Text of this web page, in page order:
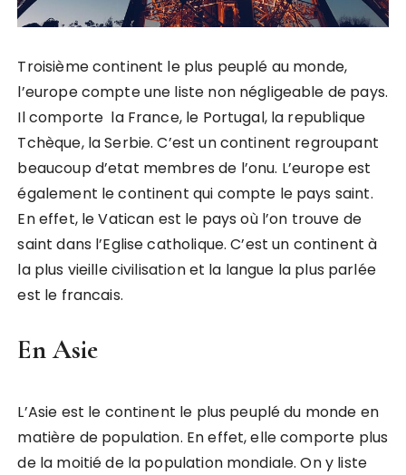
Troisième continent le plus peuplé au monde,
l’europe compte une liste non négligeable de pays.
Il comporte la France, le Portugal, la republique
Tchèque, la Serbie. C’est un continent regroupant
beaucoup d’etat membres de l’onu. L’europe est
également le continent qui compte le pays saint.
En effet, le Vatican est le pays où l’on trouve de
saint dans l’Eglise catholique. C’est un continent à
la plus vieille civilisation et la langue la plus parlée
est le francais.
En Asie
L’Asie est le continent le plus peuplé du monde en
matière de population. En effet, elle comporte plus
de la moitié de la population mondiale. On y liste